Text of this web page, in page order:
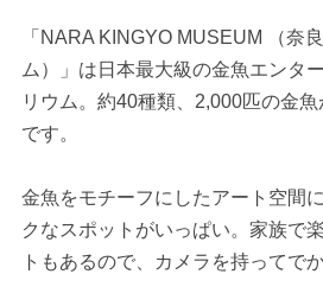
「NARA KINGYO MUSEUM （奈
ム）」は日本最大級の金魚エンタ
リウム。約40種類、2,000匹の金
です。
金魚をモチーフにしたアート空間
クなスポットがいっぱい。家族で
トもあるので、カメラを持ってで